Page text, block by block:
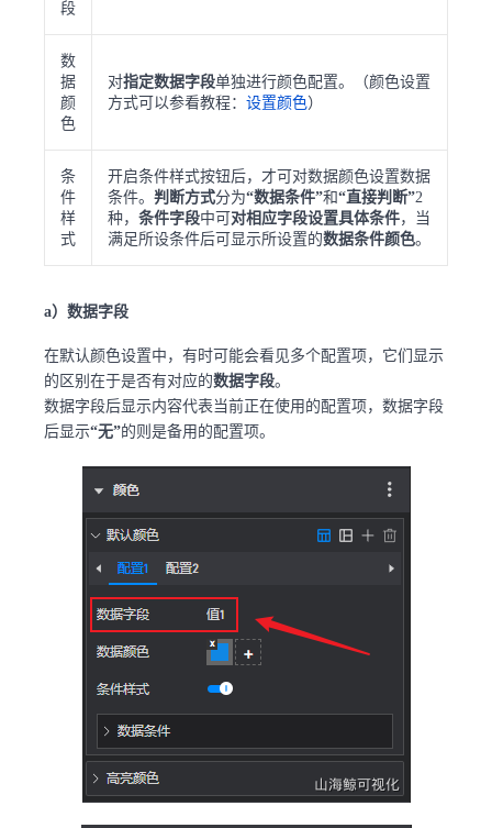
段
数
据
颜
色
对指定数据字段单独进行颜色配置。（颜色设置
方式可以参看教程： 设置颜色）
条
件
样
式
开启条件样式按钮后，才可对数据颜色设置数据
条件。 判断方式分为“数据条件”和“直接判断”2
种， 条件字段中可 对相应字段设置具体条件，当
满足所设条件后可显示所设置的数据条件颜色。
a）数据字段
在默认颜色设置中，有时可能会看见多个配置项，它们显示
的区别在于是否有对应的数据字段。
数据字段后显示内容代表当前正在使用的配置项，数据字段
后显示“无”的则是备用的配置项。